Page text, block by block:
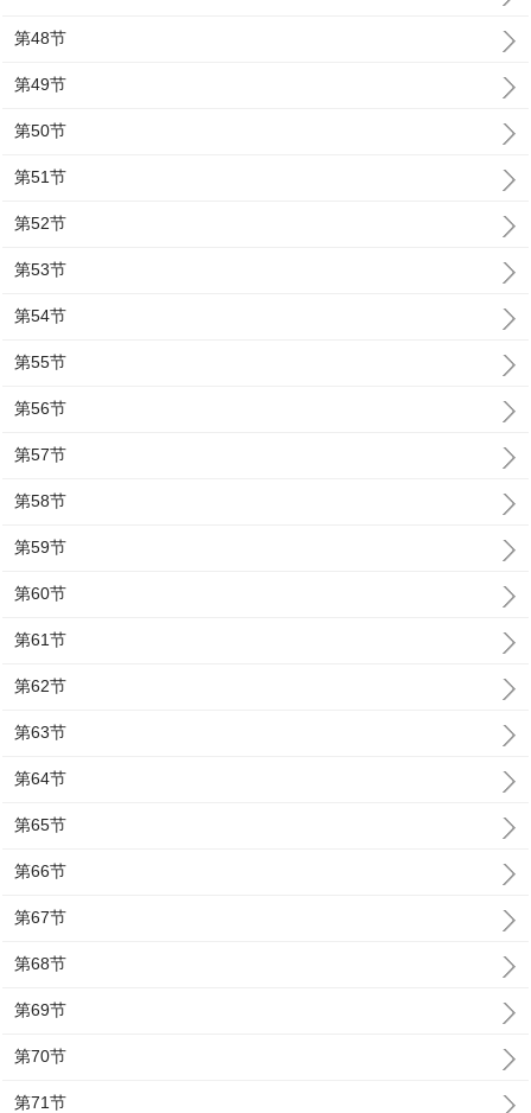
第48节
第49节
第50节
第51节
第52节
第53节
第54节
第55节
第56节
第57节
第58节
第59节
第60节
第61节
第62节
第63节
第64节
第65节
第66节
第67节
第68节
第69节
第70节
第71节